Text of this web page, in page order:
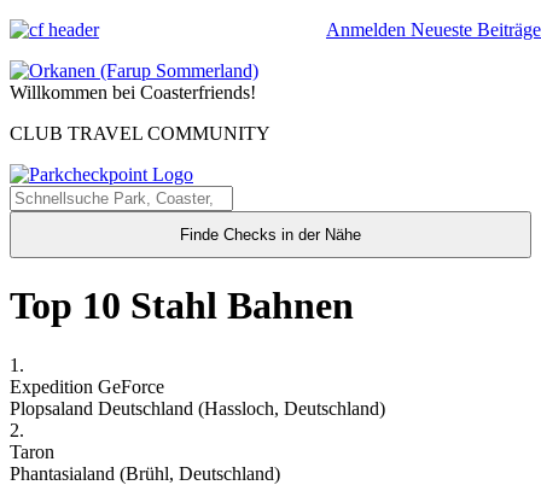
Anmelden Neueste Beiträge
Willkommen bei Coasterfriends!
CLUB TRAVEL COMMUNITY
Finde Checks in der Nähe
Top 10 Stahl Bahnen
1.
Expedition GeForce
Plopsaland Deutschland (Hassloch, Deutschland)
2.
Taron
Phantasialand (Brühl, Deutschland)